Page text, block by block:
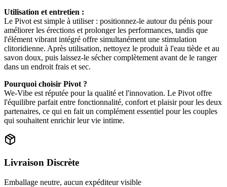
Utilisation et entretien :
Le Pivot est simple à utiliser : positionnez-le autour du pénis pour
améliorer les érections et prolonger les performances, tandis que
l'élément vibrant intégré offre simultanément une stimulation
clitoridienne. Après utilisation, nettoyez le produit à l'eau tiède et au
savon doux, puis laissez-le sécher complètement avant de le ranger
dans un endroit frais et sec.
Pourquoi choisir Pivot ?
We-Vibe est réputée pour la qualité et l'innovation. Le Pivot offre
l'équilibre parfait entre fonctionnalité, confort et plaisir pour les deux
partenaires, ce qui en fait un complément essentiel pour les couples
qui souhaitent enrichir leur vie intime.
Livraison Discrète
Emballage neutre, aucun expéditeur visible